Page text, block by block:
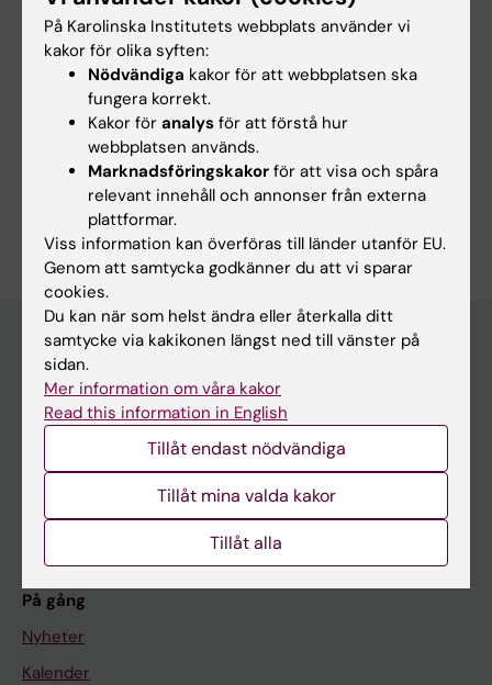
Forskningsområden:
Endokrinologi och diabetes
Gastroenterologi and hepatologi
Neurologi
Är du Ying Shang?
Redigera din profil
Huvudmeny
Utbildning
Forskarutbildning
Om KI
På gång
Nyheter
Kalender
På Karolinska Institutets webbplats använder vi
kakor för olika syften:
Nödvändiga kakor för att webbplatsen ska
fungera korrekt.
Kakor för analys för att förstå hur
webbplatsen används.
Marknadsföringskakor för att visa och spåra
relevant innehåll och annonser från externa
plattformar.
Viss information kan överföras till länder utanför EU.
Genom att samtycka godkänner du att vi sparar
cookies.
Du kan när som helst ändra eller återkalla ditt
samtycke via kakikonen längst ned till vänster på
sidan.
Mer information om våra kakor
Read this information in English
Tillåt endast nödvändiga
Tillåt mina valda kakor
Tillåt alla